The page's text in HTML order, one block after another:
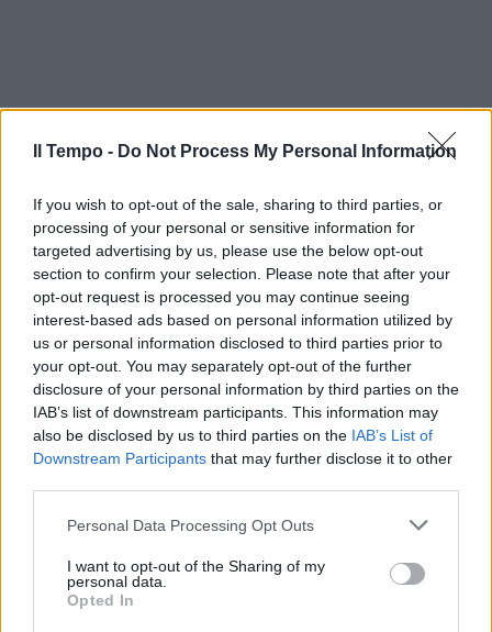
Il Tempo - Do Not Process My Personal Information
If you wish to opt-out of the sale, sharing to third parties, or
processing of your personal or sensitive information for
targeted advertising by us, please use the below opt-out
section to confirm your selection. Please note that after your
opt-out request is processed you may continue seeing
interest-based ads based on personal information utilized by
us or personal information disclosed to third parties prior to
your opt-out. You may separately opt-out of the further
disclosure of your personal information by third parties on the
IAB’s list of downstream participants. This information may
also be disclosed by us to third parties on the IAB’s List of
Downstream Participants that may further disclose it to other
Personal Data Processing Opt Outs
I want to opt-out of the Sharing of my
personal data.
Opted In